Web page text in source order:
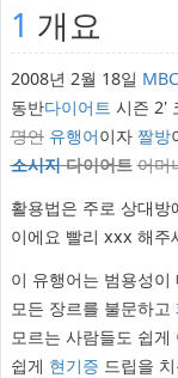
1 개요
2008년 2월 18일 MBC
동반다이어트 시즌 2'
명언 유행어이자 짤방
소시지다이어트 어머
활용법은 주로 상대
이에요 빨리 xxx 해주
이 유행어는 범용성
모든 장르를 불문하고
모르는 사람들도 쉽
쉽게 현기증 드립을